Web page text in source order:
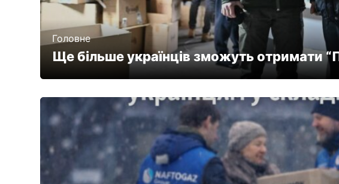
Головне
Ще більше українців зможуть отримати